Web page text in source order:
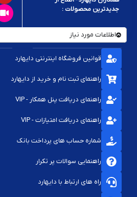
جدیدترین محصولات :
اطلاعات مورد نیاز
قوانین فروشگاه اینترنتی دایهارد
راهنمای ثبت نام و خرید از دایهارد
راهنمای دریافت پنل همکار - VIP
راهنمای دریافت امتیازات - VIP
شماره حساب های پرداخت بانک
راهنمایی سوالات پر تکرار
راه های ارتباط با دایهارد